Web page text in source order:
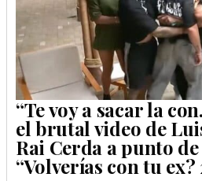
“Te voy a sacar la
el brutal video de
Rai Cerda a punto
“Volverías con tu ex?